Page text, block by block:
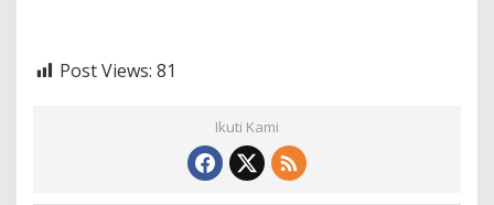
Post Views: 81
Ikuti Kami